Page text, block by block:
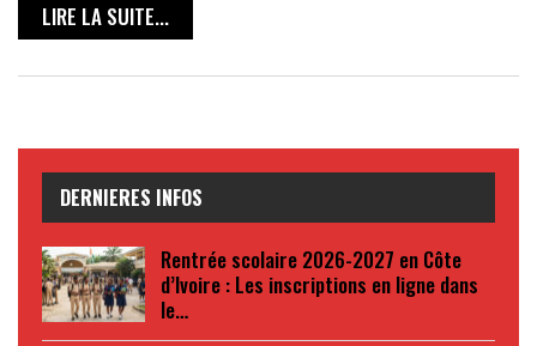
LIRE LA SUITE...
DERNIERES INFOS
Rentrée scolaire 2026-2027 en Côte
d’Ivoire : Les inscriptions en ligne dans
le…